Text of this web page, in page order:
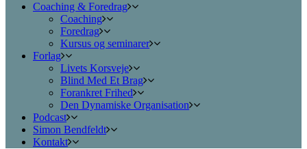
Coaching & Foredrag
Coaching
Foredrag
Kursus og seminarer
Forlag
Livets Korsveje
Blind Med Et Brag
Forankret Frihed
Den Dynamiske Organisation
Podcast
Simon Bendfeldt
Kontakt